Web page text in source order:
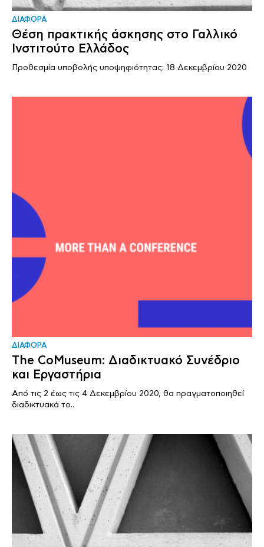
ΔΙΑΦΟΡΑ
Θέση πρακτικής άσκησης στο Γαλλικό
Ινστιτούτο Ελλάδος
Προθεσμία υποβολής υποψηφιότητας: 18 Δεκεμβρίου 2020
ΔΙΑΦΟΡΑ
The CoMuseum: Διαδικτυακό Συνέδριο
και Εργαστήρια
Από τις 2 έως τις 4 Δεκεμβρίου 2020, θα πραγματοποιηθεί
διαδικτυακά το..